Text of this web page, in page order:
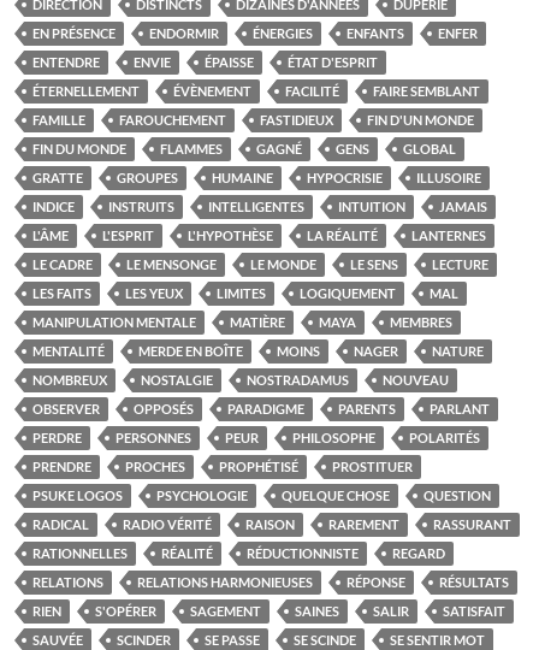
DIRECTION DISTINCTS DIZAINES D'ANNÉES
DUPERIE
EN PRÉSENCE
ENDORMIR ÉNERGIES ENFANTS
ENFER
ENTENDRE
ENVIE ÉPAISSE
ÉTAT D'ESPRIT
ÉTERNELLEMENT
ÉVÈNEMENT FACILITÉ
FAIRE SEMBLANT
FAMILLE
FAROUCHEMENT FASTIDIEUX
FIN D'UN MONDE
FIN DU MONDE
FLAMMES GAGNÉ GENS
GLOBAL
GRATTE
GROUPES HUMAINE HYPOCRISIE
ILLUSOIRE
INDICE
INSTRUITS INTELLIGENTES INTUITION
JAMAIS
L'ÂME
L'ESPRIT L'HYPOTHÈSE LA RÉALITÉ
LANTERNES
LE CADRE
LE MENSONGE LE MONDE LE SENS
LECTURE
LES FAITS
LES YEUX LIMITES LOGIQUEMENT
MAL
MANIPULATION MENTALE
MATIÈRE MAYA
MEMBRES
MENTALITÉ
MERDE EN BOÎTE MOINS NAGER
NATURE
NOMBREUX
NOSTALGIE NOSTRADAMUS
NOUVEAU
OBSERVER
OPPOSÉS PARADIGME PARENTS
PARLANT
PERDRE
PERSONNES PEUR PHILOSOPHE
POLARITÉS
PRENDRE
PROCHES PROPHÉTISÉ
PROSTITUER
PSUKE LOGOS
PSYCHOLOGIE QUELQUE CHOSE
QUESTION
RADICAL
RADIO VÉRITÉ RAISON RAREMENT
RASSURANT
RATIONNELLES
RÉALITÉ RÉDUCTIONNISTE
REGARD
RELATIONS
RELATIONS HARMONIEUSES RÉPONSE
RÉSULTATS
RIEN
S'OPÉRER SAGEMENT SAINES SALIR
SATISFAIT
SAUVÉE
SCINDER SE PASSE SE SCINDE
SE SENTIR MOT